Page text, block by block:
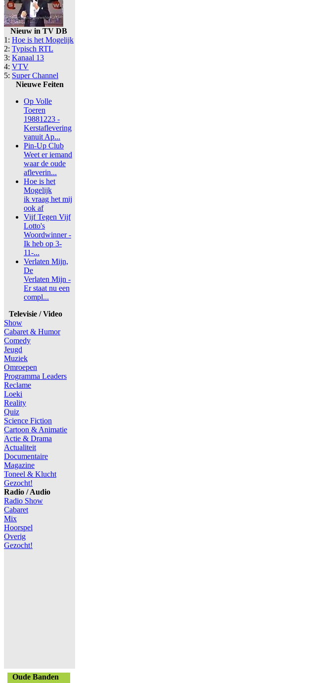
Nieuw in TV DB
1: Hoe is het Mogelijk
2: Typisch RTL
3: Kanaal 13
4: VTV
5: Super Channel
Nieuwe Feiten
Op Volle
Toeren
19881223 -
Kerstaflevering
vanuit Ap...
Pin-Up Club
Weet er iemand
waar de oude
afleverin...
Hoe is het
Mogelijk
ik vraag het mij
ook af
Vijf Tegen Vijf
Lotto's
Woordwinner -
Ik heb op 3-
11-...
Verlaten Mijn,
De
Verlaten Mijn -
Er staat nu een
compl...
Televisie / Video
Show
Cabaret & Humor
Comedy
Jeugd
Muziek
Omroepen
Programma Leaders
Reclame
Loeki
Reality
Quiz
Science Fiction
Cartoon & Animatie
Actie & Drama
Actualiteit
Documentaire
Magazine
Toneel & Klucht
Gezocht!
Radio / Audio
Radio Show
Cabaret
Mix
Hoorspel
Overig
Gezocht!
Oude Banden